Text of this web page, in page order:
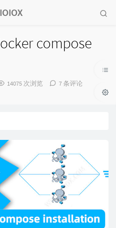
IOIOX
compose
14075 次浏览
7 条评论